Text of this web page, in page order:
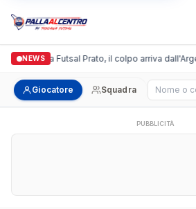
NEWS
Italgronda Futsal Prato, il colpo arriva
Giocatore Squadra Cerca
PUBBLICITÀ